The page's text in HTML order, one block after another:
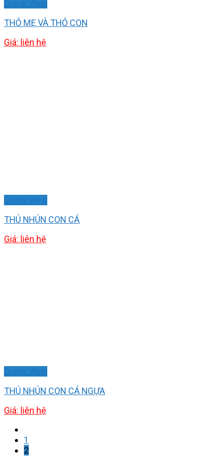
THỎ MẸ VÀ THỎ CON
Giá: liên hệ
THÚ NHÚN CON CÁ
Giá: liên hệ
THÚ NHÚN CON CÁ NGỰA
Giá: liên hệ
1
2